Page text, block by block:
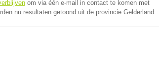
om via één e-mail in contact te komen met
nu resultaten getoond uit de provincie Gelderland.